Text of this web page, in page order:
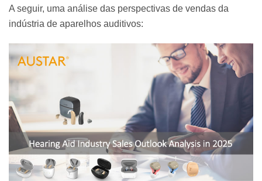
A seguir, uma análise das perspectivas de vendas da
indústria de aparelhos auditivos: